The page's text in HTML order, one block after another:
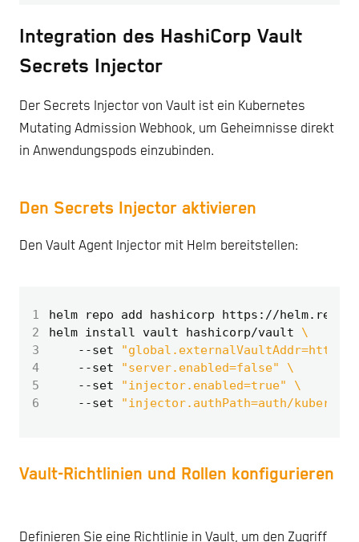
Integration des HashiCorp Vault
Secrets Injector
Der Secrets Injector von Vault ist ein Kubernetes
Mutating Admission Webhook, um Geheimnisse direkt
in Anwendungspods einzubinden.
Den Secrets Injector aktivieren
Den Vault Agent Injector mit Helm bereitstellen:
1
2
helm install vault hashicorp/vault
3
    --set
4
    --set
"server.enabled=false"
5
    --set
"injector.enabled=true"
6
    --set
"injector.authPath=auth/
Vault-Richtlinien und Rollen konfigurieren
Definieren Sie eine Richtlinie in Vault, um den Zugriff